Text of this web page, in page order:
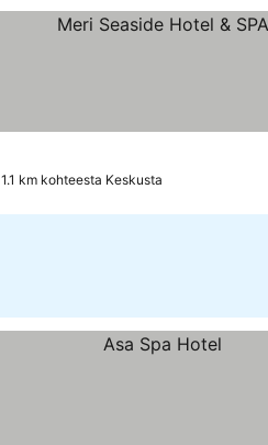
1.1 km kohteesta Keskusta